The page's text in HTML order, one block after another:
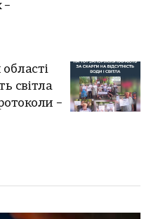
–
світла
–